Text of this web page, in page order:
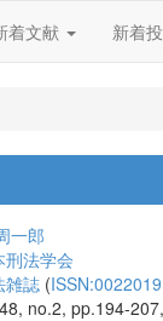
着文献 新着
一郎
刑法学会
雑誌 (
no.2, pp.194-